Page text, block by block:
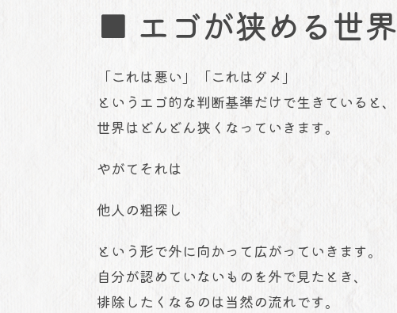
■ エゴが狭める世界
「これは悪い」「これはダメ」
というエゴ的な判断基準だけで生きていると、
世界はどんどん狭くなっていきます。
やがてそれは
他人の粗探し
という形で外に向かって広がっていきます。
自分が認めていないものを外で見たとき、
排除したくなるのは当然の流れです。